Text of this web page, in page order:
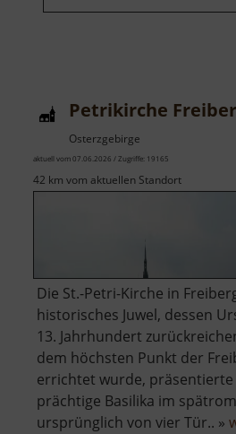
Petrikirche
Osterzgebirge
aktuell vom 07.06.2026 / Zugriffe: 19165
42 km vom aktuellen Standort
Die St.-Petri-Kirche in
historisches Juwel, dessen
13. Jahrhundert
dem höchsten Punkt der
errichtet wurde, präsentierte
prächtige Basilika im
ursprünglich von vier Tür.. »